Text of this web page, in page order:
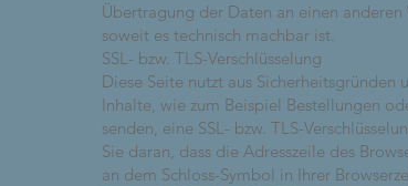
Übertragung der Daten an einen
soweit es technisch machbar ist.
SSL- bzw. TLS-Verschlüsselung
Diese Seite nutzt aus
Inhalte, wie zum Beispiel Bestellungen
senden, eine SSL- bzw. TLS-
Sie daran, dass die Adresszeile des
an dem Schloss-Symbol in Ihrer